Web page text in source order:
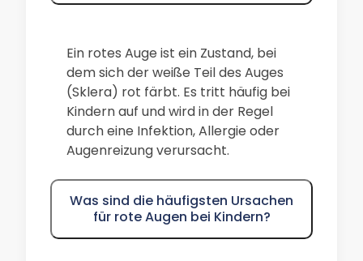
Ein rotes Auge ist ein Zustand, bei
dem sich der weiße Teil des Auges
(Sklera) rot färbt. Es tritt häufig bei
Kindern auf und wird in der Regel
durch eine Infektion, Allergie oder
Augenreizung verursacht.
Was sind die häufigsten Ursachen
für rote Augen bei Kindern?